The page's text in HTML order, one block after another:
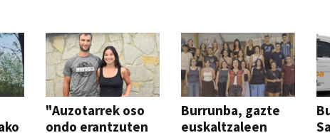
"Auzotarrek oso
ondo erantzuten
Burrunba, gazte
euskaltzaleen